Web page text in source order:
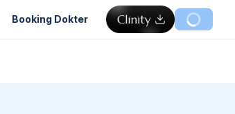
Booking Dokter